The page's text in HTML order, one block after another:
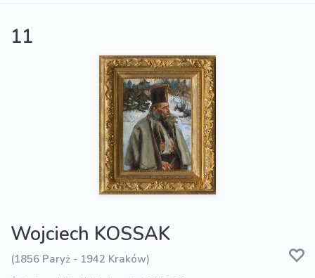
11
Wojciech KOSSAK
(1856 Paryż - 1942 Kraków)